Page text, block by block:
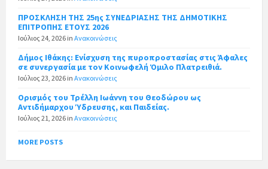
ΠΡΟΣΚΛΗΣΗ ΤΗΣ 25ης ΣΥΝΕΔΡΙΑΣΗΣ ΤΗΣ ΔΗΜΟΤΙΚΗΣ
ΕΠΙΤΡΟΠΗΣ ΕΤΟΥΣ 2026
Ιούλιος 24, 2026 in Ανακοινώσεις
Δήμος Ιθάκης: Ενίσχυση της πυροπροστασίας στις Άφαλες
σε συνεργασία με τον Κοινωφελή Όμιλο Πλατρειθιά.
Ιούλιος 23, 2026 in Ανακοινώσεις
Ορισμός του Τρέλλη Ιωάννη του Θεοδώρου ως
Αντιδήμαρχου Ύδρευσης, και Παιδείας.
Ιούλιος 21, 2026 in Ανακοινώσεις
MORE POSTS